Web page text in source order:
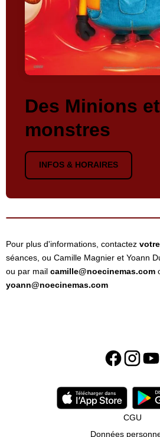
Des Minions
monstres
INFOS & HORAIRES
Pour plus d'informations, contactez
séances, ou Camille Magnier et Yoann
ou par mail camille@noecinemas.com
yoann@noecinemas.com
CGU
Données